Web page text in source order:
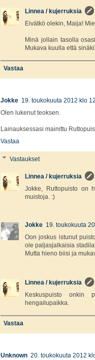
Linnea / kujerruksia
Eivätkö olekin, Maija!
Minä jollain tasolla
Mukava kuulla että
Vastaa
Jokke 19. toukokuuta 2012 klo
Olen lukenut teoksen.
Lainauksessasi mainittu
Vastaa
Vastaukset
Linnea / kujerruksia
Jokke, Ruttopuisto on
muistoja. :)
Jokke 19. toukokuuta
Oon joskus istunut
ole paljasjalkaisia
Mutta hieno biisi ja
Linnea / kujerruksia
Keskuspuisto onkin
hengailupaikka.
Vastaa
Unknown 20. toukokuuta 2012